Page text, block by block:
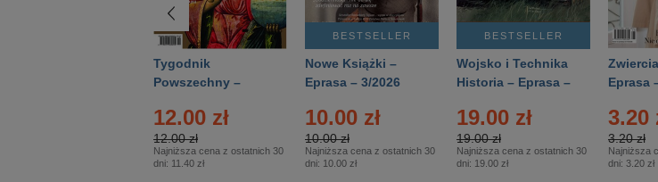
Tygodnik
Powszechny –
12.00 zł
12.00 zł
Najniższa cena z ostatnich 30
dni: 11.40 zł
BESTSELLER
Nowe Książki –
Eprasa – 3/2026
10.00 zł
10.00 zł
Najniższa cena z ostatnich 30
dni: 10.00 zł
BESTSELLER
Wojsko i Technika
Historia – Eprasa –
19.00 zł
19.00 zł
Najniższa cena z ostatnich 30
dni: 19.00 zł
Eprasa
3.20
3.20 zł
Najniższa
dni: 3.20 zł